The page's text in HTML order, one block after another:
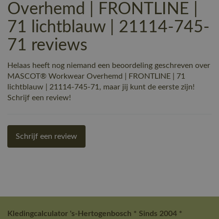
Overhemd | FRONTLINE |
71 lichtblauw | 21114-745-
71 reviews
Helaas heeft nog niemand een beoordeling geschreven over
MASCOT® Workwear Overhemd | FRONTLINE | 71
lichtblauw | 21114-745-71, maar jij kunt de eerste zijn!
Schrijf een review!
Schrijf een review
Kledingcalculator 's-Hertogenbosch * Sinds 2004 *